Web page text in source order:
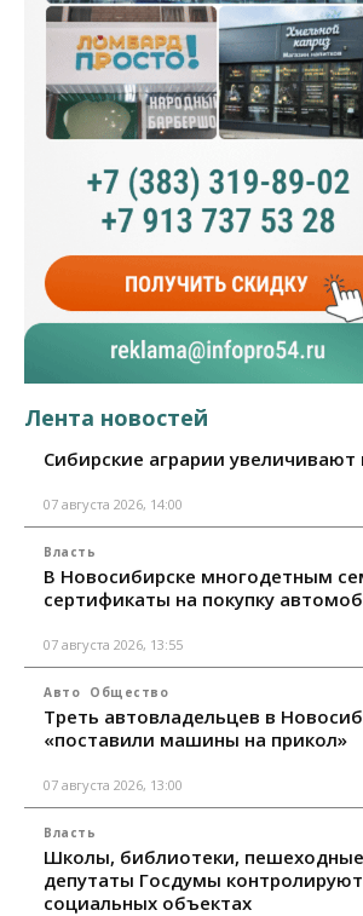
Лента новостей
Сибирские аграрии
07 августа 2026, 14:00
Власть
В Новосибирске многодетным
сертификаты на покупку
07 августа 2026, 13:55
Авто Общество
Треть автовладельцев в
«поставили машины на прикол»
07 августа 2026, 13:00
Власть
Школы, библиотеки,
депутаты Госдумы
социальных объектах